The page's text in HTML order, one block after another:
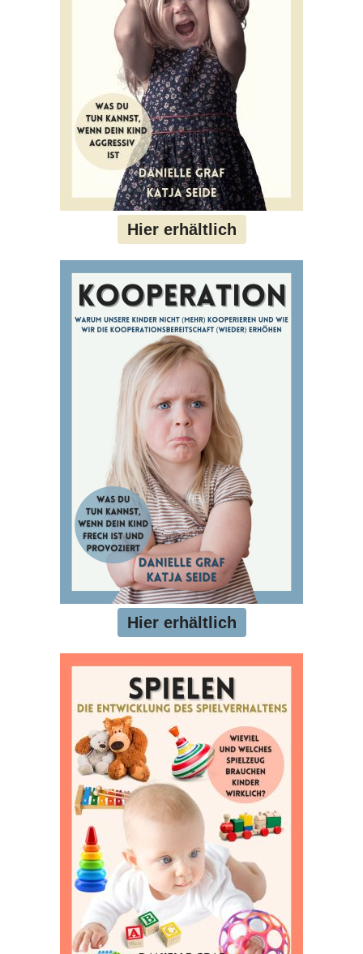
Hier erhältlich
Hier erhältlich